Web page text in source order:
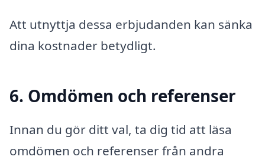
Att utnyttja dessa erbjudanden kan sänka
dina kostnader betydligt.
6. Omdömen och referenser
Innan du gör ditt val, ta dig tid att läsa
omdömen och referenser från andra